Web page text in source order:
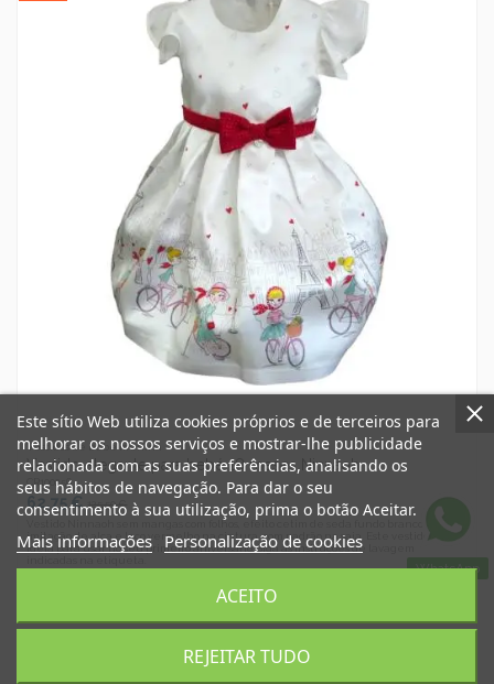
Vestidos de bebé menina
Vestido elegante para bebé 18 meses Ninnaoh
CR100256
62,75 €
125,50 €
Vestido Ninnaoh sem mangas com folhos, efeito cetim de seda fundo branco com
imitação de alça e laço vermelho na cintura, com padrão na saia. Este vestido é uma
ideia para usar no seu primeiro aniversário. Siga as instruções de lavagem
Adicionar ao carrinho
WhatsApp
Este sítio Web utiliza cookies próprios e de terceiros para
melhorar os nossos serviços e mostrar-lhe publicidade
relacionada com as suas preferências, analisando os
seus hábitos de navegação. Para dar o seu
consentimento à sua utilização, prima o botão Aceitar.
Mais informações Personalização de cookies
REJEITAR TUDO
ACEITO